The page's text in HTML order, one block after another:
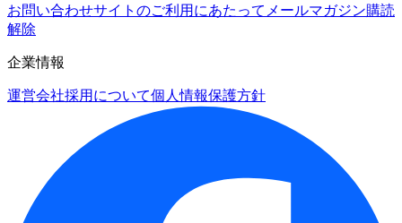
お問い合わせサイトのご利用にあたって メールマガジン購読
解除
企業情報
運営会社採用について個人情報保護方針